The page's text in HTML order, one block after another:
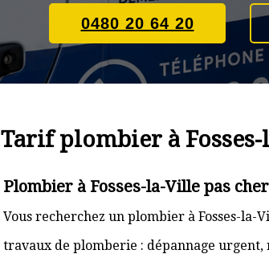
0480 20 64 20
Tarif plombier à
Plombier à Fosses-la-Ville pas
Vous recherchez un plombier à Fosses-
travaux de plomberie : dépannage